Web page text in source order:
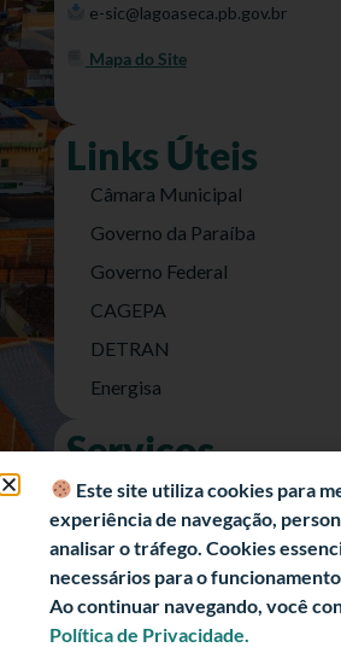
e-sic@lagoaseca.pb.gov.br
Mapa do Site
Links Úteis
Câmara Municipal
Governo da Paraíba
Governo Federal
CAGEPA
DETRAN
Energisa
Serviços
Nota Fiscal Eletrônica
e-SIC (Acesso a Informação)
Transparência Fiscal
História
Este site utiliza cookies para
experiência de navegação,
analisar o tráfego. Cookies
necessários para o funcionamento
Ao continuar navegando, você
Política de Privacidade.